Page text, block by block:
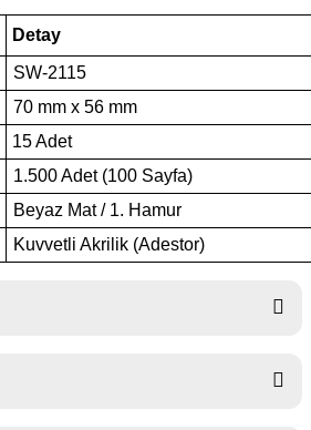
Detay
SW-2115
70 mm x 56 mm
15 Adet
1.500 Adet (100 Sayfa)
Beyaz Mat / 1. Hamur
Kuvvetli Akrilik (Adestor)